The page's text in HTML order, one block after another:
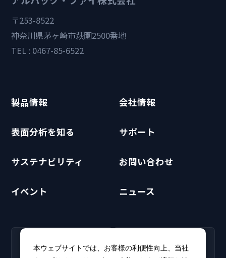
〒253-8522
神奈川県茅ヶ崎市萩園2500番地
TEL : 0467-85-6522
製品情報 会社情報
表面分析を知る サポート
サステナビリティ お問い合わせ
イベント ニュース
採用情報 CLUB PHI（会員専
本ウェブサイトでは、お客様の利便性向上、当社